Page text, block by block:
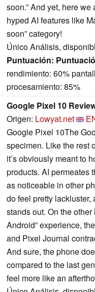
soon.” And yet, here
hyped AI features like
soon” category!
Único Análisis,
Puntuación:
rendimiento: 60%
procesamiento: 85%
Google Pixel 10
Origen: Lowyat.net
Google Pixel 10The
specimen. Like the rest
it’s obviously meant to
products. AI permeates
as noticeable in other
do feel pretty
stands out. On the other
Android” experience,
and Pixel Journal
And sure, the phone
compared to the last
feel more like an